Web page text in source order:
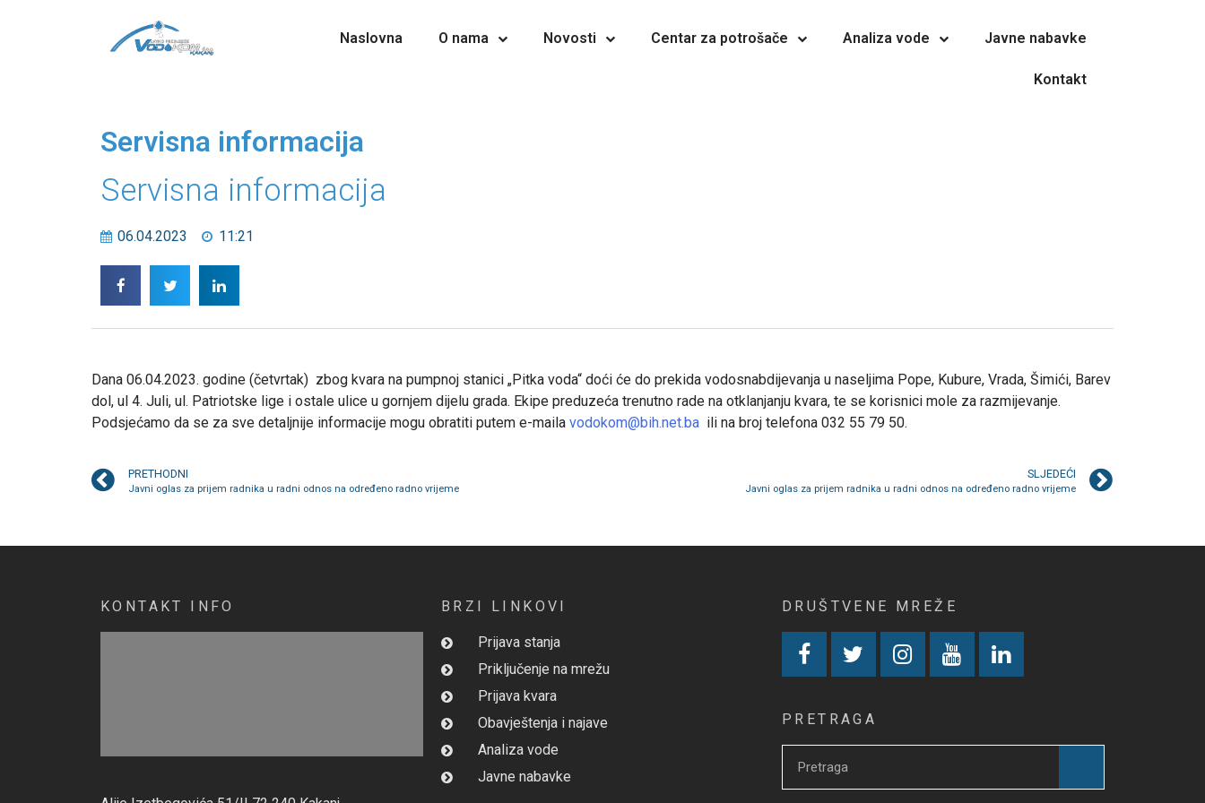
Naslovna O nama Novosti Centar za potrošače Analiza vode Javne nabavke
Kontakt
Servisna informacija
Servisna informacija
06.04.2023 11:21
Dana 06.04.2023. godine (četvrtak) zbog kvara na pumpnoj stanici „Pitka voda“ doći će do prekida vodosnabdijevanja u naseljima Pope, Kubure, Vrada, Šimići, Barev
dol, ul 4. Juli, ul. Patriotske lige i ostale ulice u gornjem dijelu grada. Ekipe preduzeća trenutno rade na otklanjanju kvara, te se korisnici mole za razmijevanje.
Podsjećamo da se za sve detaljnije informacije mogu obratiti putem e-maila vodokom@bih.net.ba ili na broj telefona 032 55 79 50.
PRETHODNI
Javni oglas za prijem radnika u radni odnos na određeno radno vrijeme
SLJEDEĆI
Javni oglas za prijem radnika u radni odnos na određeno radno vrijeme
KONTAKT INFO BRZI LINKOVI
Prijava stanja
Priključenje na mrežu
Prijava kvara
Obavještenja i najave
Analiza vode
Javne nabavke
DRUŠTVENE MREŽE
PRETRAGA